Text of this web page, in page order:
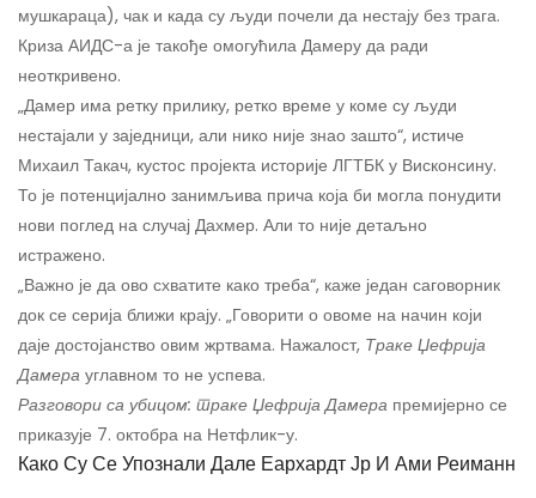
мушкараца), чак и када су људи почели да нестају без трага.
Криза АИДС-а је такође омогућила Дамеру да ради
неоткривено.
„Дамер има ретку прилику, ретко време у коме су људи
нестајали у заједници, али нико није знао зашто“, истиче
Михаил Такач, кустос пројекта историје ЛГТБК у Висконсину.
То је потенцијално занимљива прича која би могла понудити
нови поглед на случај Дахмер. Али то није детаљно
истражено.
„Важно је да ово схватите како треба“, каже један саговорник
док се серија ближи крају. „Говорити о овоме на начин који
даје достојанство овим жртвама. Нажалост, Траке Џефрија
Дамера углавном то не успева.
Разговори са убицом: траке Џефрија Дамера премијерно се
приказује 7. октобра на Нетфлик-у.
Како Су Се Упознали Дале Еархардт Јр И Ами Реиманн